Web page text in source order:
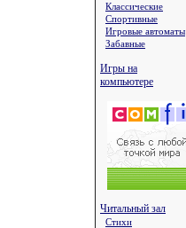
Классические
Спортивные
Игровые автоматы
Забавные
Игры на
компьютере
Читальный зал
Стихи